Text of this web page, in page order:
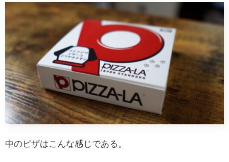
中のピザはこんな感じである。